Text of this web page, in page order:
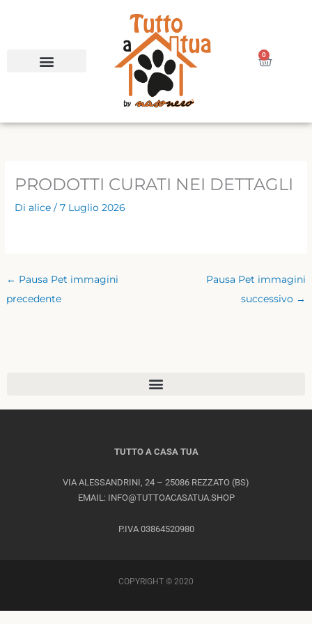
0
Carrello
PRODOTTI CURATI NEI DETTAGLI
Dialice/7 Luglio 2026
← Pausa Pet immagini
precedente
Pausa Pet immagini
successivo →
TUTTO A CASA TUA
VIA ALESSANDRINI, 24 – 25086 REZZATO (BS)
EMAIL: INFO@TUTTOACASATUA.SHOP
P.IVA 03864520980
COPYRIGHT © 2020